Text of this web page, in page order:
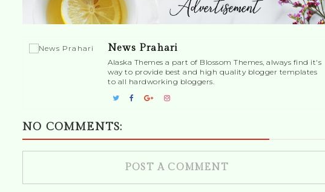
News Prahari
Alaska Themes a part of Blossom Themes, always find it's
way to provide best and high quality blogger templates
to all hardworking bloggers.
NO COMMENTS:
POST A COMMENT